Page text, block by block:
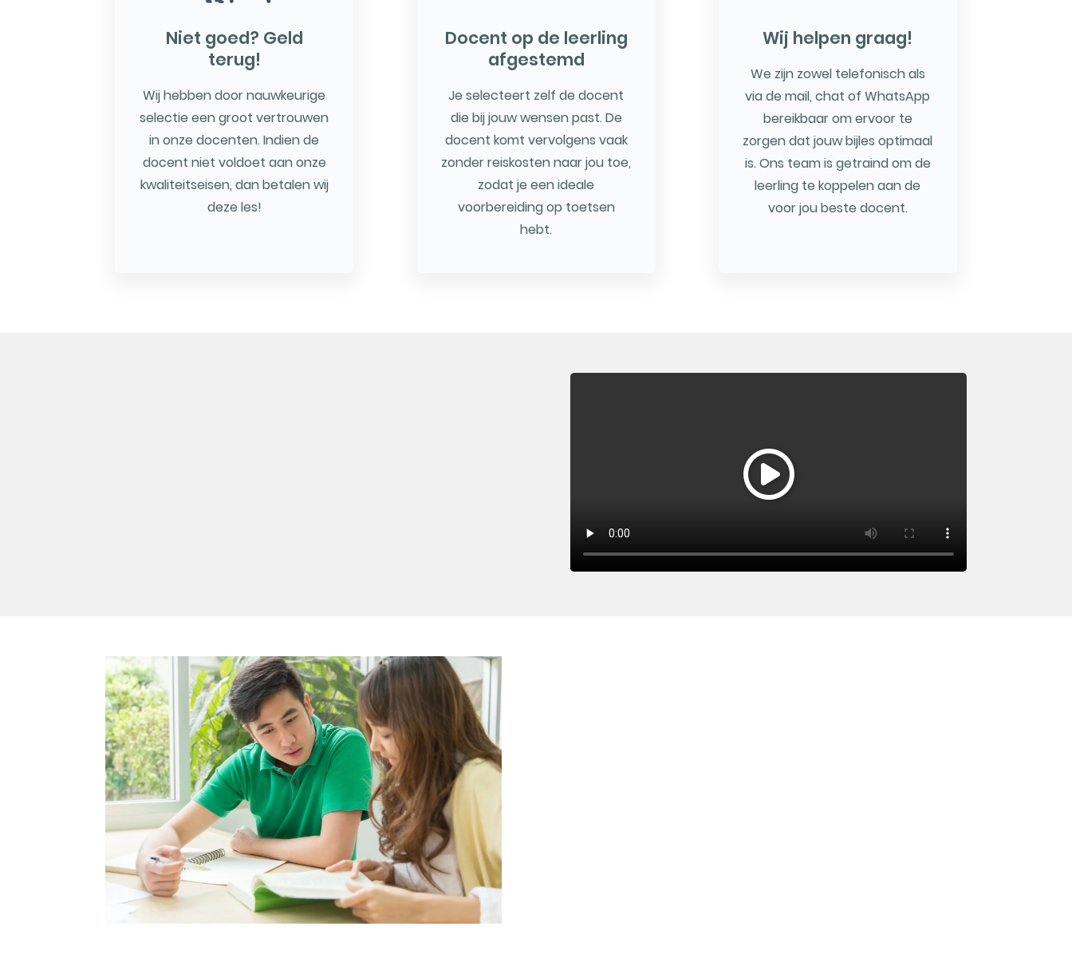
Niet goed? Geld
terug!
Wij hebben door nauwkeurige
selectie een groot vertrouwen
in onze docenten. Indien de
docent niet voldoet aan onze
kwaliteitseisen, dan betalen wij
deze les!
Docent op de leerling
afgestemd
Je selecteert zelf de docent
die bij jouw wensen past. De
docent komt vervolgens vaak
zonder reiskosten naar jou toe,
zodat je een ideale
voorbereiding op toetsen
hebt.
Wij helpen graag!
We zijn zowel telefonisch als
via de mail, chat of WhatsApp
bereikbaar om ervoor te
zorgen dat jouw bijles optimaal
is. Ons team is getraind om de
leerling te koppelen aan de
voor jou beste docent.